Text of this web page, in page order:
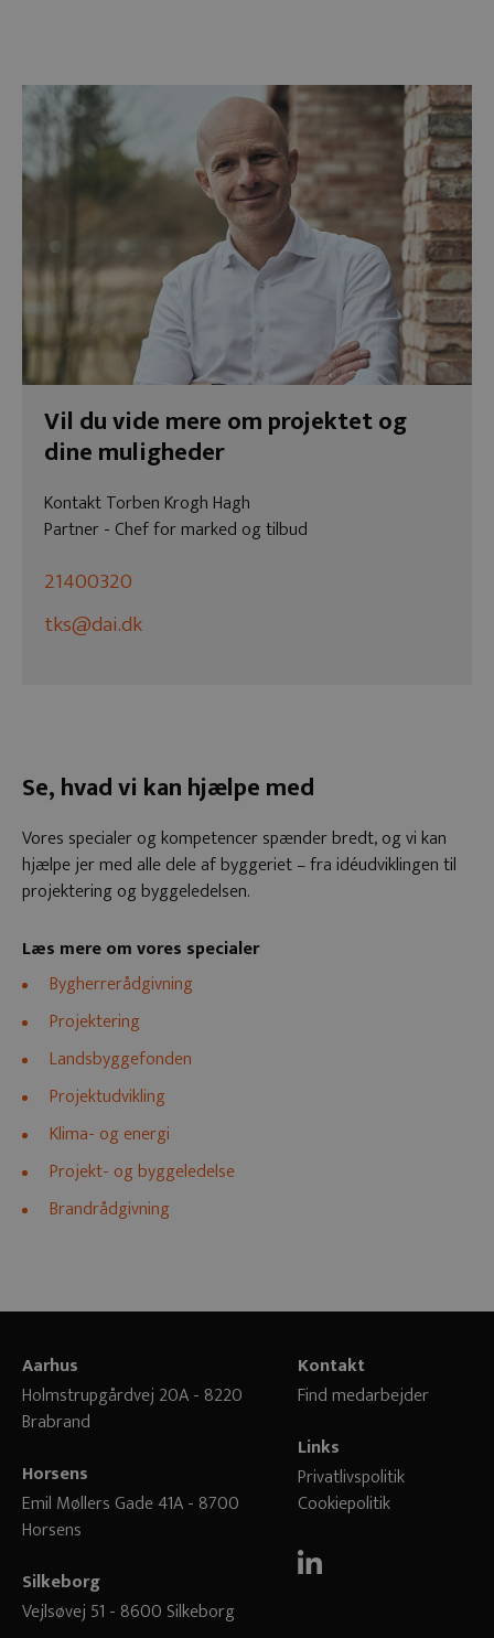
Vil du vide mere om projektet og
dine muligheder
Kontakt Torben Krogh Hagh
Partner - Chef for marked og tilbud
21400320
tks@dai.dk
Se, hvad vi kan hjælpe med
Vores specialer og kompetencer spænder bredt, og vi kan
hjælpe jer med alle dele af byggeriet – fra idéudviklingen til
projektering og byggeledelsen.
Læs mere om vores specialer
Bygherrerådgivning
Projektering
Landsbyggefonden
Projektudvikling
Klima- og energi
Projekt- og byggeledelse
Brandrådgivning
Aarhus
Holmstrupgårdvej 20A - 8220
Brabrand
Horsens
Emil Møllers Gade 41A - 8700
Horsens
Silkeborg
Vejlsøvej 51 - 8600 Silkeborg
Kontakt
Find medarbejder
Links
Privatlivspolitik
Cookiepolitik